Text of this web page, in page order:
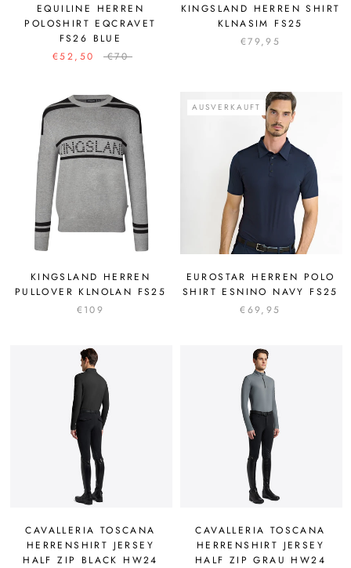
EQUILINE HERREN
POLOSHIRT EQCRAVET
FS26 BLUE
€52,50
€70
KINGSLAND HERREN SHIRT
KLNASIM FS25
€79,95
KINGSLAND HERREN
PULLOVER KLNOLAN FS25
€109
AUSVERKAUFT
EUROSTAR HERREN POLO
SHIRT ESNINO NAVY FS25
€69,95
CAVALLERIA TOSCANA
HERRENSHIRT JERSEY
HALF ZIP BLACK HW24
CAVALLERIA TOSCANA
HERRENSHIRT JERSEY
HALF ZIP GRAU HW24